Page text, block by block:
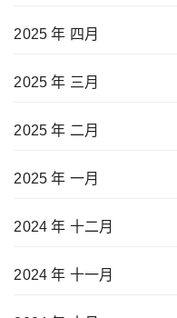
2025 年 四月
2025 年 三月
2025 年 二月
2025 年 一月
2024 年 十二月
2024 年 十一月